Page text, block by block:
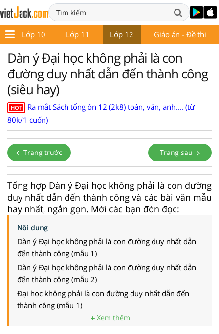
Lớp 10 Lớp 11 Lớp 12 Giáo án - Đề thi
Dàn ý Đại học không phải là con
đường duy nhất dẫn đến thành công
(siêu hay)
HOT
Ra mắt Sách tổng ôn 12 (2k8) toán, văn, anh.... (từ
80k/1 cuốn)
Trang trước Trang sau
Tổng hợp Dàn ý Đại học không phải là con đường
duy nhất dẫn đến thành công và các bài văn mẫu
hay nhất, ngắn gọn. Mời các bạn đón đọc:
Nội dung
Dàn ý Đại học không phải là con đường duy nhất dẫn
đến thành công (mẫu 1)
Dàn ý Đại học không phải là con đường duy nhất dẫn
đến thành công (mẫu 2)
Đại học không phải là con đường duy nhất dẫn đến
thành công (mẫu 1)
Xem thêm